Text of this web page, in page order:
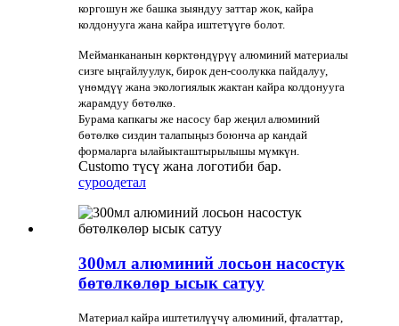
коргошун же башка зыяндуу заттар жок, кайра
колдонууга жана кайра иштетүүгө болот.
Мейманкананын көрктөндүрүү алюминий материалы
сизге ыңгайлуулук, бирок ден-соолукка пайдалуу,
үнөмдүү жана экологиялык жактан кайра колдонууга
жарамдуу бөтөлкө.
Бурама капкагы же насосу бар жеңил алюминий
бөтөлкө сиздин талапыңыз боюнча ар кандай
формаларга ылайыкташтырылышы мүмкүн.
Customo түсү жана логотиби бар.
суроодетал
300мл алюминий лосьон насостук
бөтөлкөлөр ысык сатуу
Материал кайра иштетилүүчү алюминий, фталаттар,